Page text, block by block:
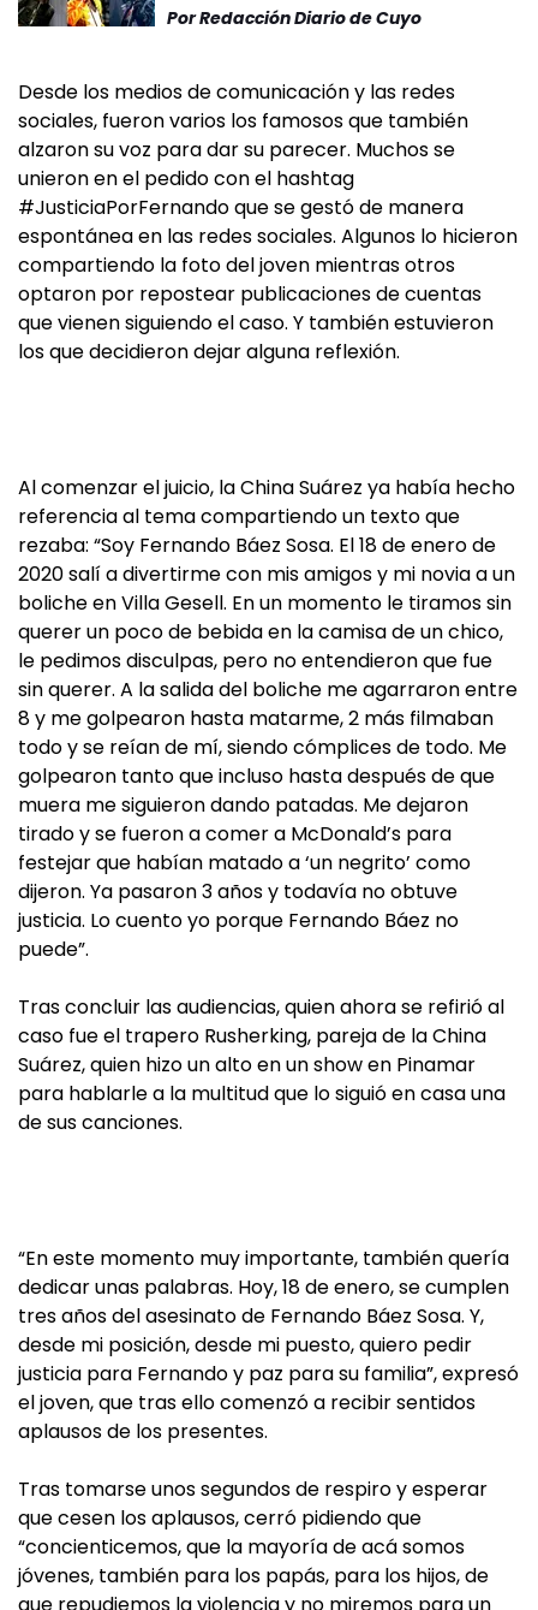
PorRedacción Diario de Cuyo
Desde los medios de comunicación y las redes
sociales, fueron varios los famosos que también
alzaron su voz para dar su parecer. Muchos se
unieron en el pedido con el hashtag
#JusticiaPorFernando que se gestó de manera
espontánea en las redes sociales. Algunos lo hicieron
compartiendo la foto del joven mientras otros
optaron por repostear publicaciones de cuentas
que vienen siguiendo el caso. Y también estuvieron
los que decidieron dejar alguna reflexión.
Al comenzar el juicio, la China Suárez ya había hecho
referencia al tema compartiendo un texto que
rezaba: “Soy Fernando Báez Sosa. El 18 de enero de
2020 salí a divertirme con mis amigos y mi novia a un
boliche en Villa Gesell. En un momento le tiramos sin
querer un poco de bebida en la camisa de un chico,
le pedimos disculpas, pero no entendieron que fue
sin querer. A la salida del boliche me agarraron entre
8 y me golpearon hasta matarme, 2 más filmaban
todo y se reían de mí, siendo cómplices de todo. Me
golpearon tanto que incluso hasta después de que
muera me siguieron dando patadas. Me dejaron
tirado y se fueron a comer a McDonald’s para
festejar que habían matado a ‘un negrito’ como
dijeron. Ya pasaron 3 años y todavía no obtuve
justicia. Lo cuento yo porque Fernando Báez no
puede”.
Tras concluir las audiencias, quien ahora se refirió al
caso fue el trapero Rusherking, pareja de la China
Suárez, quien hizo un alto en un show en Pinamar
para hablarle a la multitud que lo siguió en casa una
de sus canciones.
“En este momento muy importante, también quería
dedicar unas palabras. Hoy, 18 de enero, se cumplen
tres años del asesinato de Fernando Báez Sosa. Y,
desde mi posición, desde mi puesto, quiero pedir
justicia para Fernando y paz para su familia”, expresó
el joven, que tras ello comenzó a recibir sentidos
aplausos de los presentes.
Tras tomarse unos segundos de respiro y esperar
que cesen los aplausos, cerró pidiendo que
“concienticemos, que la mayoría de acá somos
jóvenes, también para los papás, para los hijos, de